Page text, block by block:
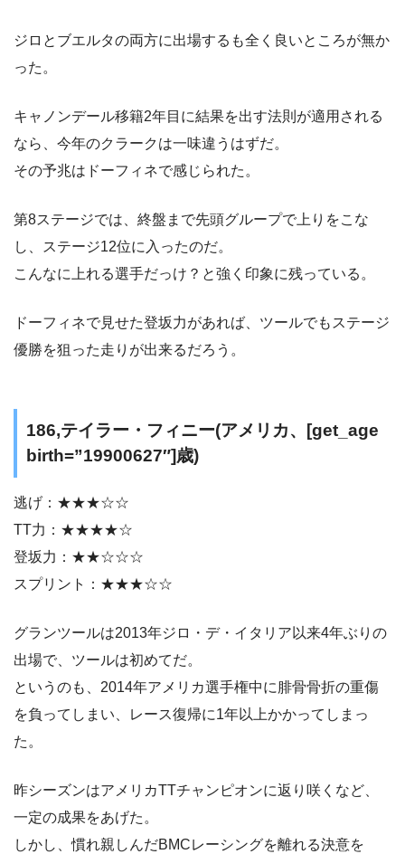
ジロとブエルタの両方に出場するも全く良いところが無か
った。
キャノンデール移籍2年目に結果を出す法則が適用される
なら、今年のクラークは一味違うはずだ。
その予兆はドーフィネで感じられた。
第8ステージでは、終盤まで先頭グループで上りをこな
し、ステージ12位に入ったのだ。
こんなに上れる選手だっけ？と強く印象に残っている。
ドーフィネで見せた登坂力があれば、ツールでもステージ
優勝を狙った走りが出来るだろう。
186,テイラー・フィニー(アメリカ、[get_age
birth=”19900627″]歳)
逃げ：★★★☆☆
TT力：★★★★☆
登坂力：★★☆☆☆
スプリント：★★★☆☆
グランツールは2013年ジロ・デ・イタリア以来4年ぶりの
出場で、ツールは初めてだ。
というのも、2014年アメリカ選手権中に腓骨骨折の重傷
を負ってしまい、レース復帰に1年以上かかってしまっ
た。
昨シーズンはアメリカTTチャンピオンに返り咲くなど、
一定の成果をあげた。
しかし、慣れ親しんだBMCレーシングを離れる決意を